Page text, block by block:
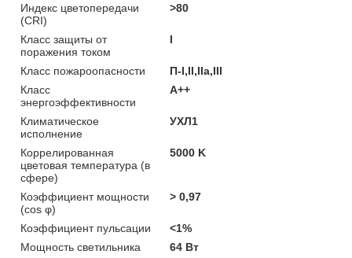
Индекс цветопередачи
(CRI)
>80
Класс защиты от
поражения током
I
Класс пожароопасности
П-I,II,IIa,ІІІ
Класс
энергоэффективности
A++
Климатическое
исполнение
УХЛ1
Коррелированная
цветовая температура (в
сфере)
5000 K
Коэффициент мощности
(cos φ)
> 0,97
Коэффициент пульсации
<1%
Мощность светильника
64 Вт